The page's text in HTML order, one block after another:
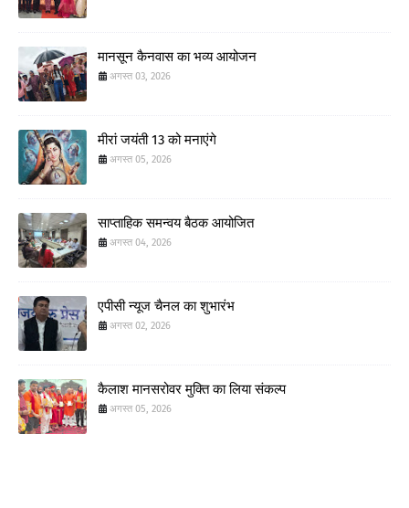
मानसून कैनवास का भव्य आयोजन
अगस्त 03, 2026
मीरां जयंती 13 को मनाएंगे
अगस्त 05, 2026
साप्ताहिक समन्वय बैठक आयोजित
अगस्त 04, 2026
एपीसी न्यूज चैनल का शुभारंभ
अगस्त 02, 2026
कैलाश मानसरोवर मुक्ति का लिया संकल्प
अगस्त 05, 2026